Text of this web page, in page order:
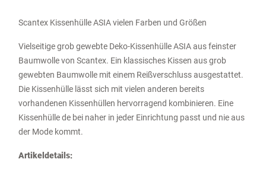
Scantex Kissenhülle ASIA vielen Farben und Größen
Vielseitige grob gewebte Deko-Kissenhülle ASIA aus feinster
Baumwolle von Scantex. Ein klassisches Kissen aus grob
gewebten Baumwolle mit einem Reißverschluss ausgestattet.
Die Kissenhülle lässt sich mit vielen anderen bereits
vorhandenen Kissenhüllen hervorragend kombinieren. Eine
Kissenhülle de bei naher in jeder Einrichtung passt und nie aus
der Mode kommt.
Artikeldetails: